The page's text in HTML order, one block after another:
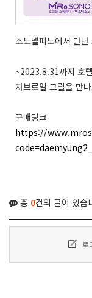
소노델피노에서 만
~2023.8.31까지 호
차브로일 그릴을 만
구매링크
https://
총 0건의 글이 있습
로